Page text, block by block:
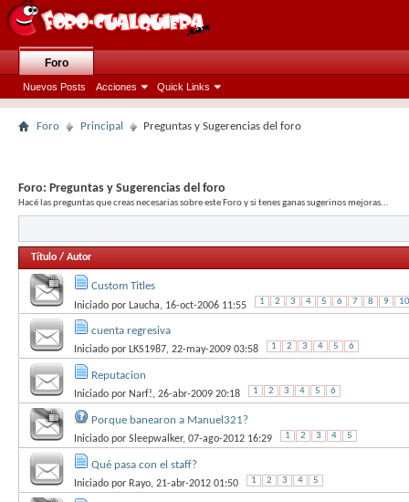
Foro
Nuevos Posts Acciones Quick Links
Foro Principal Preguntas y Sugerencias del foro
Foro: Preguntas y Sugerencias del foro
Hacé las preguntas que creas necesarias sobre este Foro y si tenes ganas sugerinos mejoras...
Título / Autor
Custom Titles
Iniciado por Laucha, 16-oct-2006 11:55 1 2 3 4 5 6 7 8 9 10
cuenta regresiva
Iniciado por LKS1987, 22-may-2009 03:58 1 2 3 4 5 6
Reputacion
Iniciado por Narf!, 26-abr-2009 20:18 1 2 3 4 5 6
Porque banearon a Manuel321?
Iniciado por Sleepwalker, 07-ago-2012 16:29 1 2 3 4 5
Qué pasa con el staff?
Iniciado por Rayo, 21-abr-2012 01:50 1 2 3 4 5